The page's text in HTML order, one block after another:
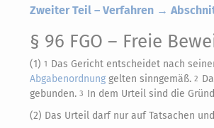
Zweiter Teil – Verfahren →
§ 96 FGO – Freie
(1) 1 Das Gericht entscheidet nach
Abgabenordnung gelten sinngemäß. 2
gebunden. 3 In dem Urteil sind die
(2) Das Urteil darf nur auf Tatsachen